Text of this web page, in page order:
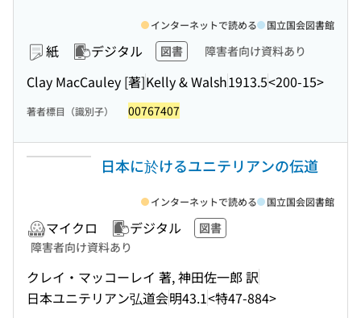
紙 デジタル 図書 障害者向け資料あり
Clay MacCauley [著]Kelly & Walsh1913.5<200-15>
インターネットで読める 国立国会図書館
著者標目（識別子） 00767407
日本に於けるユニテリアンの伝道
マイクロ デジタル
図書
障害者向け資料あり
クレイ・マッコーレイ 著, 神田佐一郎 訳
日本ユニテリアン弘道会明43.1<特47-884>
インターネットで読める 国立国会図書館